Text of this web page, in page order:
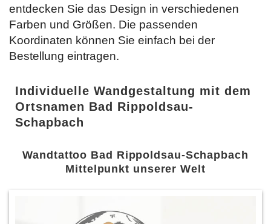
entdecken Sie das Design in verschiedenen
Farben und Größen. Die passenden
Koordinaten können Sie einfach bei der
Bestellung eintragen.
Individuelle Wandgestaltung mit dem
Ortsnamen Bad Rippoldsau-
Schapbach
Wandtattoo Bad Rippoldsau-Schapbach
Mittelpunkt unserer Welt